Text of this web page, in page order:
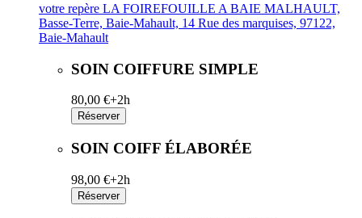
votre repère LA FOIREFOUILLE A BAIE MALHAULT,
Basse-Terre, Baie-Mahault, 14 Rue des marquises, 97122,
Baie-Mahault
SOIN COIFFURE SIMPLE
80,00 €+2h
Réserver
SOIN COIFF ÉLABORÉE
98,00 €+2h
Réserver